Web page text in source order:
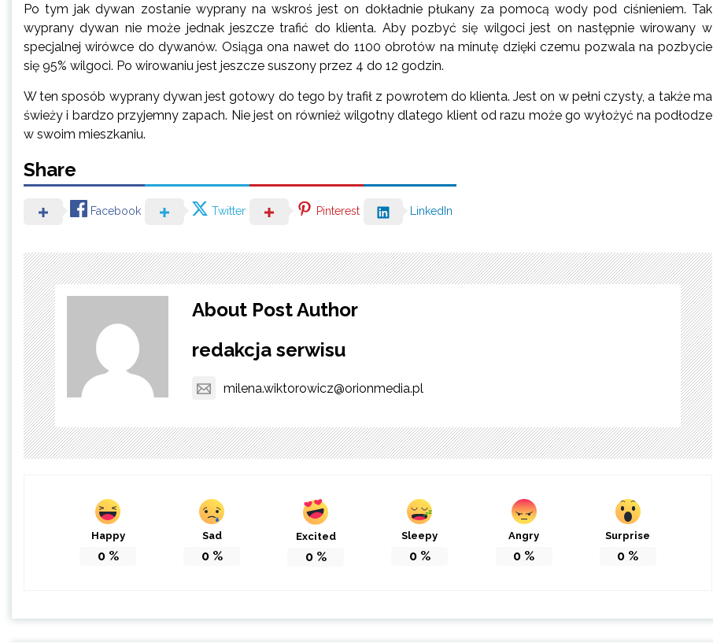
Po tym jak dywan zostanie wyprany na wskroś jest on dokładnie płukany za pomocą wody pod ciśnieniem. Tak
wyprany dywan nie może jednak jeszcze trafić do klienta. Aby pozbyć się wilgoci jest on następnie wirowany w
specjalnej wirówce do dywanów. Osiąga ona nawet do 1100 obrotów na minutę dzięki czemu pozwala na pozbycie
się 95% wilgoci. Po wirowaniu jest jeszcze suszony przez 4 do 12 godzin.
W ten sposób wyprany dywan jest gotowy do tego by trafił z powrotem do klienta. Jest on w pełni czysty, a także ma
świeży i bardzo przyjemny zapach. Nie jest on również wilgotny dlatego klient od razu może go wyłożyć na podłodze
w swoim mieszkaniu.
Share
Facebook Twitter Pinterest LinkedIn
About Post Author
redakcja serwisu
milena.wiktorowicz@orionmedia.pl
Happy
0%
Sad
0%
Excited
0%
Sleepy
0%
Angry
0 %
Surprise
0 %